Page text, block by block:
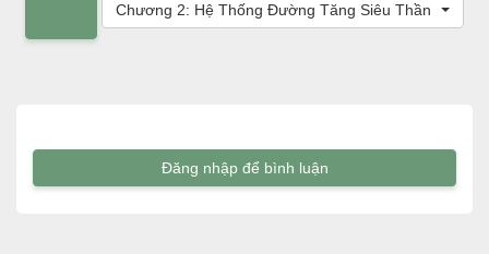
Chương 2: Hệ Thống Đường Tăng Siêu Thần
Đăng nhập để bình luận